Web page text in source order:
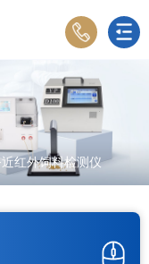
近红外饲料检测仪